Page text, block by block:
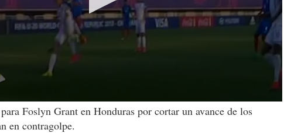
Foslyn Grant en Honduras por cortar un avance de los
en contragolpe.